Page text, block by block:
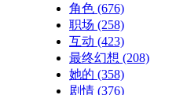
角色 (676)
职场 (258)
互动 (423)
最终幻想 (208)
她的 (358)
剧情 (376)